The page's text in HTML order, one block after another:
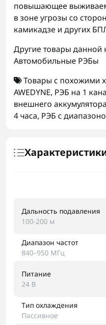
повышающее
в зоне угрозы со
камикадзе и других
Другие товары данной
Автомобильные РЭБы
Товары с похожими
AWEDYNE, РЭБ на 1
внешнего аккумулятора
4 часа, РЭБ с
Дальность подавления
100-200 м
Диапазон частот
840–950 МГц
Питание
24 В
Тип охлаждения
Пассивное